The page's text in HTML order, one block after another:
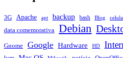
3G Apache apt backup bash Blog
data comemorativa Debian
Gnome Google Hardware HD